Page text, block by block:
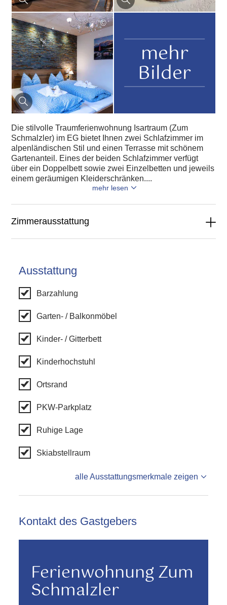
©
mehr
Bilder
Die stilvolle Traumferienwohnung Isartraum (Zum
Schmalzler) im EG bietet Ihnen zwei Schlafzimmer im
alpenländischen Stil und einen Terrasse mit schönem
Gartenanteil. Eines der beiden Schlafzimmer verfügt
über ein Doppelbett sowie zwei Einzelbetten und jeweils
einem geräumigen Kleiderschränken....
mehr lesen
Zimmerausstattung
Ausstattung
Barzahlung
Garten- / Balkonmöbel
Kinder- / Gitterbett
Kinderhochstuhl
Ortsrand
PKW-Parkplatz
Ruhige Lage
Skiabstellraum
alle Ausstattungsmerkmale zeigen
Kontakt des Gastgebers
Ferienwohnung Zum
Schmalzler